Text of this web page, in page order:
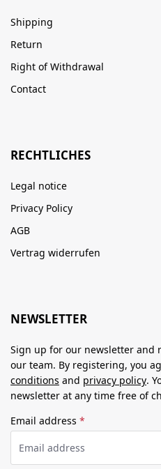
Shipping
Return
Right of Withdrawal
Contact
RECHTLICHES
Legal notice
Privacy Policy
AGB
Vertrag widerrufen
NEWSLETTER
Sign up for our newsletter and
our team. By registering, you
conditions and privacy policy.
newsletter at any time free of
Email address *